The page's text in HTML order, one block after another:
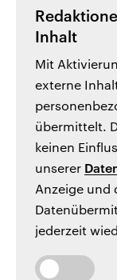
Inhalt
Mit
externe
übermittelt.
keinen
unserer
Anzeige und
jederzeit